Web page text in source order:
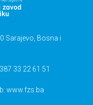
Sarajevo, Bosna i
33 22 61 51
www.fzs.ba